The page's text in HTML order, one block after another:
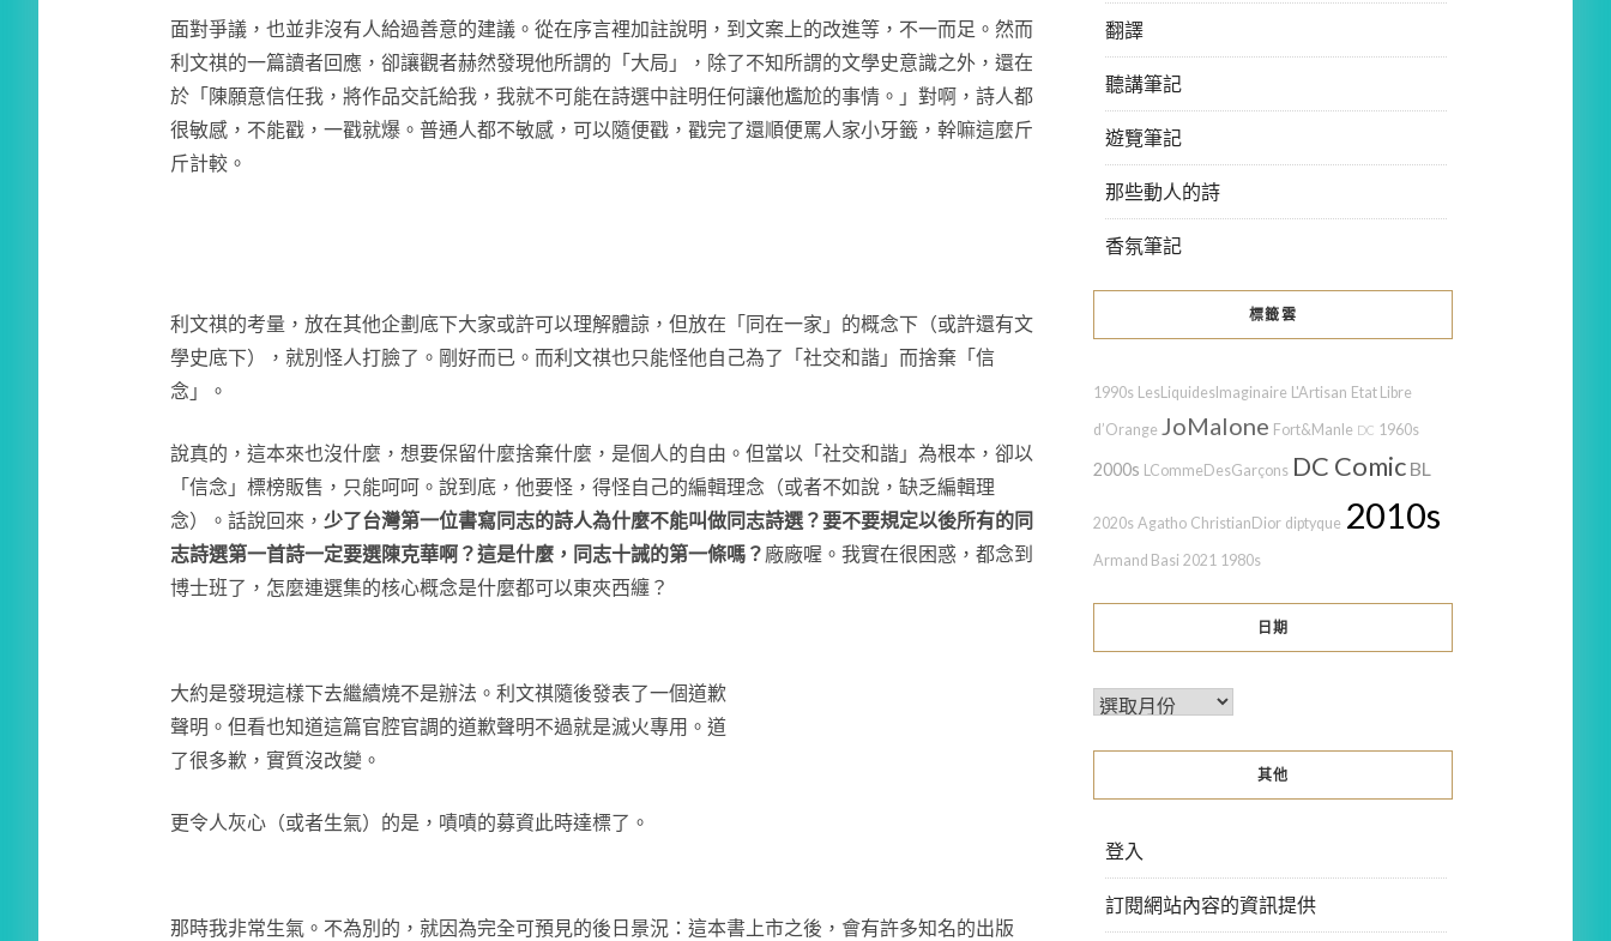
面對爭議，也並非沒有人給過善意的建議。從在序言裡加註說明，到文案上的改進等，不一而足。然而
利文祺的一篇讀者回應，卻讓觀者赫然發現他所謂的「大局」，除了不知所謂的文學史意識之外，還在
於「陳願意信任我，將作品交託給我，我就不可能在詩選中註明任何讓他尷尬的事情。」對啊，詩人都
很敏感，不能戳，一戳就爆。普通人都不敏感，可以隨便戳，戳完了還順便罵人家小牙籤，幹嘛這麼斤
斤計較。
利文祺的考量，放在其他企劃底下大家或許可以理解體諒，但放在「同在一家」的概念下（或許還有文
學史底下），就別怪人打臉了。剛好而已。而利文祺也只能怪他自己為了「社交和諧」而捨棄「信
念」。
說真的，這本來也沒什麼，想要保留什麼捨棄什麼，是個人的自由。但當以「社交和諧」為根本，卻以
「信念」標榜販售，只能呵呵。說到底，他要怪，得怪自己的編輯理念（或者不如說，缺乏編輯理
念）。話說回來， 少了台灣第一位書寫同志的詩人為什麼不能叫做同志詩選？要不要規定以後所有的同
志詩選第一首詩一定要選陳克華啊？這是什麼，同志十誡的第一條嗎？ 廠廠喔。我實在很困惑，都念到
博士班了，怎麼連選集的核心概念是什麼都可以東夾西纏？
大約是發現這樣下去繼續燒不是辦法。利文祺隨後發表了一個道歉
聲明。但看也知道這篇官腔官調的道歉聲明不過就是滅火專用。道
了很多歉，實質沒改變。
更令人灰心（或者生氣）的是，嘖嘖的募資此時達標了。
那時我非常生氣。不為別的，就因為完全可預見的後日景況：這本書上市之後，會有許多知名的出版
翻譯
聽講筆記
遊覽筆記
那些動人的詩
香氛筆記
標籤雲
1990s LesLiquidesImaginaire L'Artisan Etat Libre
d’Orange JoMalone Fort&Manle DC 1960s
2000s LCommeDesGarçons DC Comic BL
2020s Agatho ChristianDior diptyque 2010s
Armand Basi 2021 1980s
日期
其他
登入
訂閱網站內容的資訊提供